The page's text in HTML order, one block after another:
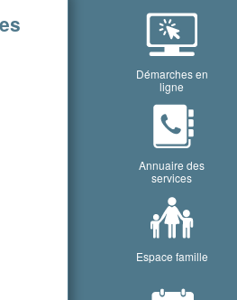
Démarches en
ligne
Annuaire des
services
Espace famille